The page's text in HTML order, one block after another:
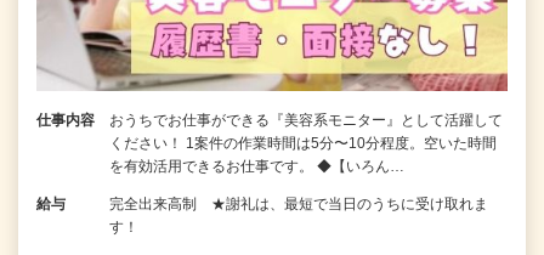
仕事内容
おうちでお仕事ができる『美容系モニター』として活躍して
ください！ 1案件の作業時間は5分〜10分程度。空いた時間
を有効活用できるお仕事です。 ◆【いろん…
給与
完全出来高制 ★謝礼は、最短で当日のうちに受け取れま
す！